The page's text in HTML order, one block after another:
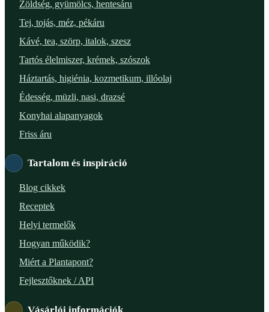
XI. ker. – Lemérem
XVIII. ker. – Eni Mag-ház
Zöldség, gyümölcs, hentesáru
Tej, tojás, méz, pékáru
Kávé, tea, szörp, italok, szesz
Tartós élelmiszer, krémek, szószok
Háztartás, higiénia, kozmetikum, illóolaj
Édesség, müzli, nasi, drazsé
Konyhai alapanyagok
Friss áru
Tartalom és inspiráció
Blog cikkek
Receptek
Helyi termelők
Hogyan működik?
Miért a Plantapont?
Fejlesztőknek / API